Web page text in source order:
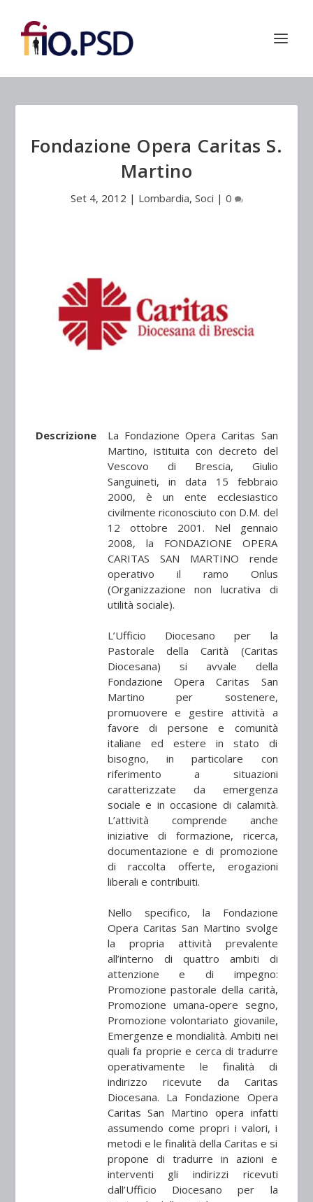
Fondazione Opera Caritas S.
Martino
Set 4, 2012 | Lombardia, Soci | 0
Descrizione
La Fondazione Opera Caritas San
Martino, istituita con decreto del
Vescovo di Brescia, Giulio
Sanguineti, in data 15 febbraio
2000, è un ente ecclesiastico
civilmente riconosciuto con D.M. del
12 ottobre 2001. Nel gennaio
2008, la FONDAZIONE OPERA
CARITAS SAN MARTINO rende
operativo il ramo Onlus
(Organizzazione non lucrativa di
utilità sociale).
L’Ufficio Diocesano per la
Pastorale della Carità (Caritas
Diocesana) si avvale della
Fondazione Opera Caritas San
Martino per sostenere,
promuovere e gestire attività a
favore di persone e comunità
italiane ed estere in stato di
bisogno, in particolare con
riferimento a situazioni
caratterizzate da emergenza
sociale e in occasione di calamità.
L’attività comprende anche
iniziative di formazione, ricerca,
documentazione e di promozione
di raccolta offerte, erogazioni
liberali e contribuiti.
Nello specifico, la Fondazione
Opera Caritas San Martino svolge
la propria attività prevalente
all’interno di quattro ambiti di
attenzione e di impegno:
Promozione pastorale della carità,
Promozione umana-opere segno,
Promozione volontariato giovanile,
Emergenze e mondialità. Ambiti nei
quali fa proprie e cerca di tradurre
operativamente le finalità di
indirizzo ricevute da Caritas
Diocesana. La Fondazione Opera
Caritas San Martino opera infatti
assumendo come propri i valori, i
metodi e le finalità della Caritas e si
propone di tradurre in azioni e
interventi gli indirizzi ricevuti
dall’Ufficio Diocesano per la